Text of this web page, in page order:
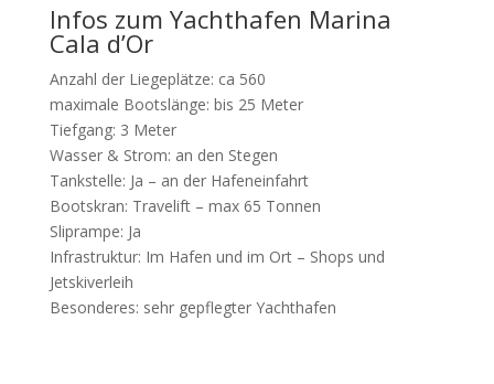
Infos zum Yachthafen Marina
Cala d’Or
Anzahl der Liegeplätze: ca 560
maximale Bootslänge: bis 25 Meter
Tiefgang: 3 Meter
Wasser & Strom: an den Stegen
Tankstelle: Ja – an der Hafeneinfahrt
Bootskran: Travelift – max 65 Tonnen
Sliprampe: Ja
Infrastruktur: Im Hafen und im Ort – Shops und
Jetskiverleih
Besonderes: sehr gepflegter Yachthafen